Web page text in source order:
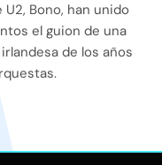
Bono, han unido
el guion de una
de los años